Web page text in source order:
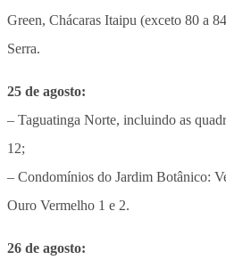
Green, Chácaras Itaipu (exceto 80 a
Serra.
25 de agosto:
– Taguatinga Norte, incluindo as
12;
– Condomínios do Jardim Botânico:
Ouro Vermelho 1 e 2.
26 de agosto: